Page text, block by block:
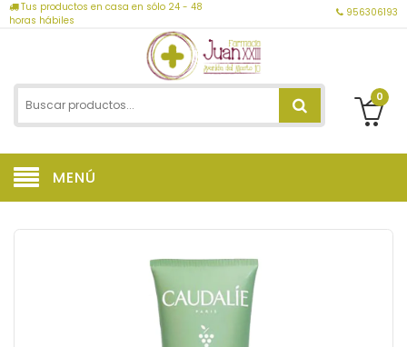
Tus productos en casa en sólo 24 - 48
horas hábiles
956306193
0
MENÚ